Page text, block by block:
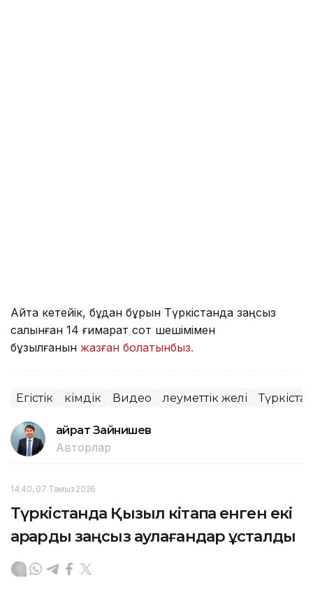
Айта кетейік, бұдан бұрын Түркістанда заңсыз
салынған 14 ғимарат сот шешімімен
бұзылғанын жазған болатынбыз.
Егістік Әкімдік Видео Әлеуметтік желі
Қайрат Зайнишев
Авторлар
14:40, 07 Тамыз 2026
Түркістанда Қызыл кітапқа енген екі
арқарды заңсыз аулағандар ұсталды